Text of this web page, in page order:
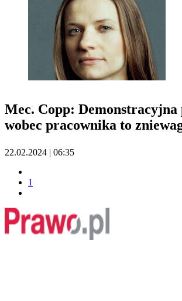
Mec. Copp: Demonstracyjna
wobec pracownika to
22.02.2024 | 06:35
1